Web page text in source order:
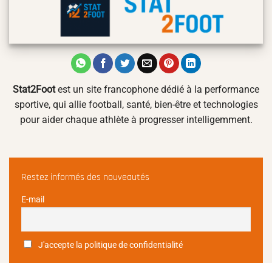
Stat2Footest un site francophone dédié à la performance
sportive, qui allie football, santé, bien-être et technologies
pour aider chaque athlète à progresser intelligemment.
Restez informés des nouveautés
E-mail
J'accepte la politique de confidentialité